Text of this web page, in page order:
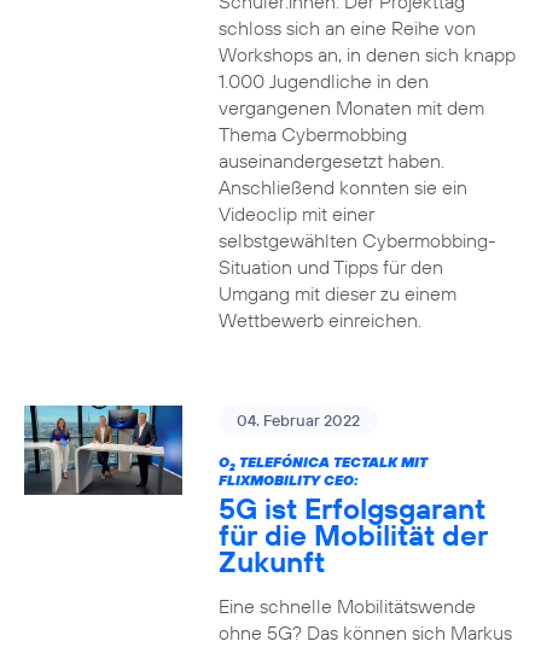
schloss sich an eine Reihe von
Workshops an, in denen sich knapp
1.000 Jugendliche in den
vergangenen Monaten mit dem
Thema Cybermobbing
auseinandergesetzt haben.
Anschließend konnten sie ein
Videoclip mit einer
selbstgewählten Cybermobbing-
Situation und Tipps für den
Umgang mit dieser zu einem
Wettbewerb einreichen.
04. Februar 2022
O2TELEFÓNICA TECTALK MIT
FLIXMOBILITY CEO:
5G ist Erfolgsgarant
für die Mobilität der
Zukunft
Eine schnelle Mobilitätswende
ohne 5G? Das können sich Markus